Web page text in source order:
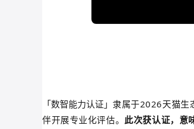
「数智能力认证」 隶属于2026天猫生
伴开展专业化评估。此次获认证，意